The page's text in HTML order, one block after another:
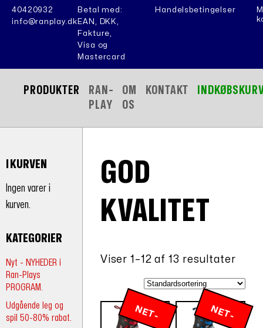
40420932
info@ranplay.dk
Betal med:
EAN, DKK,
Fakture,
Visa og
Mastercard
Handelsbetingelser
PRODUKTER
RAN-
PLAY
OM
OS
KONTAKT
I KURVEN
Ingen varer i
kurven.
KATEGORIER
Nyt - NYHEDER i
Ran-Plays
PROGRAM.
Udgående leg og
spil 50-80% rabat.
GOD
KVALITET
Viser 1–12 af 13 resultater
N
E
T
-
R N
E
T
-
R